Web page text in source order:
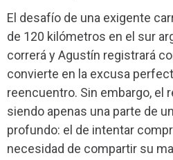
El desafío de una exigente
de 120 kilómetros en el sur
correrá y Agustín registrará
convierte en la excusa
reencuentro. Sin embargo, el
siendo apenas una parte de
profundo: el de intentar
necesidad de compartir su